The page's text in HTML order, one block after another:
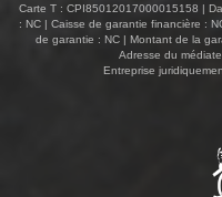
Carte T : CPI85012017000015158 |
: NC | Caisse de garantie financière :
de garantie : NC | Montant de la
Adresse du
Entreprise